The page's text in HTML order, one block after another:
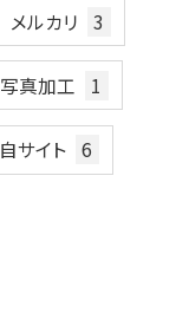
メルカリ 3
写真加工 1
自サイト 6